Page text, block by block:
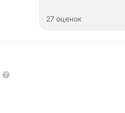
27 оценок